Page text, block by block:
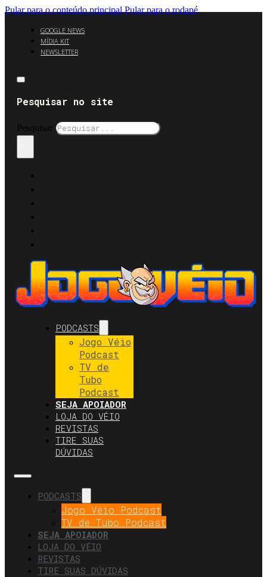
Pular para o conteúdo principal Pular para o rodapé
GOOGLE NEWS
MÍDIA KIT
NEWSLETTER
Pesquisar no site
Pesquisar
PODCASTS
Jogo Véio
Podcast
TV de
Tubo
Podcast
SEJA APOIADOR
LOJA DO VÉIO
REVISTAS
TIRE SUAS
DÚVIDAS
PODCASTS
Jogo Véio Podcast
TV de Tubo Podcast
SEJA APOIADOR
LOJA DO VÉIO
REVISTAS
TIRE SUAS DÚVIDAS